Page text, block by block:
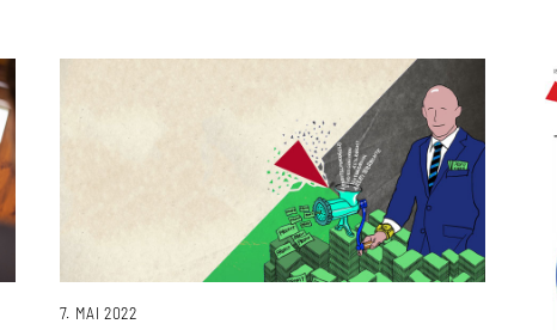
7. MAI 2022